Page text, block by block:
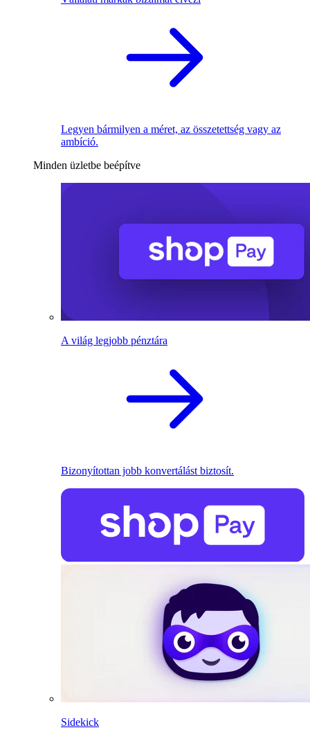
Legyen bármilyen a méret, az összetettség vagy az
ambíció.
Minden üzletbe beépítve
A világ legjobb pénztára
Bizonyítottan jobb konvertálást biztosít.
Sidekick